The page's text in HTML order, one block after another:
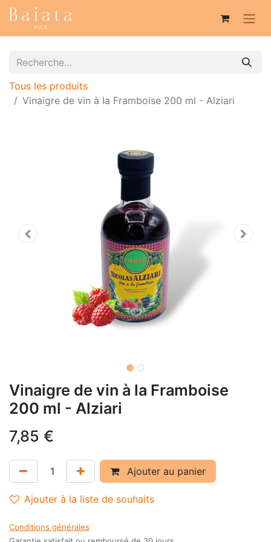
Tous les produits
Vinaigre de vin à la Framboise 200 ml - Alziari
Vinaigre de vin à la Framboise
200 ml - Alziari
7,85 €
Ajouter au panier
Ajouter à la liste de souhaits
Conditions générales